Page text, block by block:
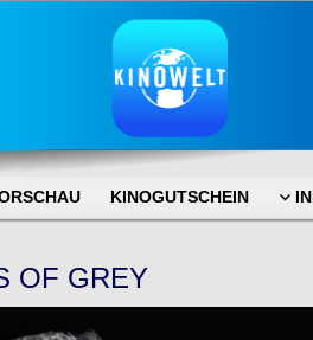
KINOGUTSCHEIN
OF GREY